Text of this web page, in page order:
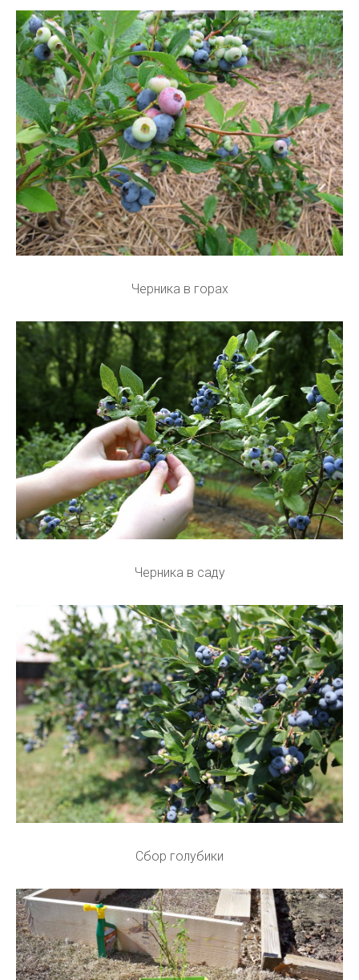
Черника в горах
Черника в саду
Сбор голубики